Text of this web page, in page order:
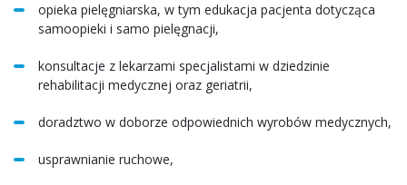
opieka pielęgniarska, w tym edukacja pacjenta dotycząca
samoopieki i samo pielęgnacji,
konsultacje z lekarzami specjalistami w dziedzinie
rehabilitacji medycznej oraz geriatrii,
doradztwo w doborze odpowiednich wyrobów medycznych,
usprawnianie ruchowe,